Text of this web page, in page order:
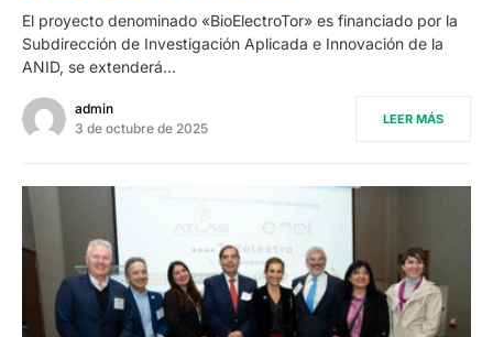
El proyecto denominado «BioElectroTor» es financiado por la
Subdirección de Investigación Aplicada e Innovación de la
ANID, se extenderá…
admin
3 de octubre de 2025
LEER MÁS